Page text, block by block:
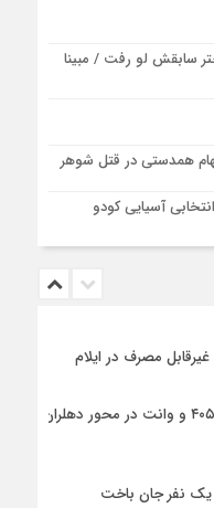
سابقش لو رفت / مبینا
همدستی در قتل شوهر
آسیایی کودو
۳ مصدوم در تصادف دو خودرو پژو ۴۰۵ و وانت در محور دهلران-